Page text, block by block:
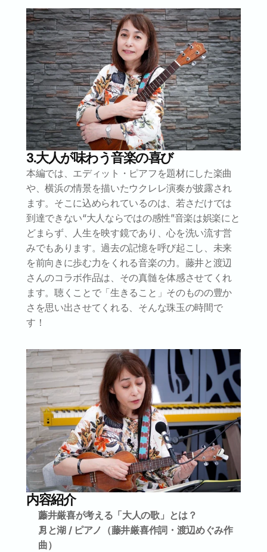
3.大人が味わう音楽の喜び
本編では、エディット・ピアフを題材にした楽曲
や、横浜の情景を描いたウクレレ演奏が披露され
ます。そこに込められているのは、若さだけでは
到達できない“大人ならではの感性”音楽は娯楽にと
どまらず、人生を映す鏡であり、心を洗い流す営
みでもあります。過去の記憶を呼び起こし、未来
を前向きに歩む力をくれる音楽の力。藤井と渡辺
さんのコラボ作品は、その真髄を体感させてくれ
ます。聴くことで「生きること」そのものの豊か
さを思い出させてくれる、そんな珠玉の時間で
す！
内容紹介
藤井厳喜が考える「大人の歌」とは？
月と湖 / ピアノ（藤井厳喜作詞・渡辺めぐみ作
曲）